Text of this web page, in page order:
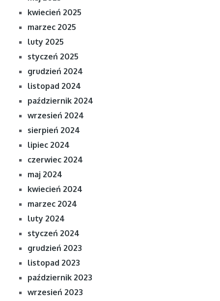
kwiecień 2025
marzec 2025
luty 2025
styczeń 2025
grudzień 2024
listopad 2024
październik 2024
wrzesień 2024
sierpień 2024
lipiec 2024
czerwiec 2024
maj 2024
kwiecień 2024
marzec 2024
luty 2024
styczeń 2024
grudzień 2023
listopad 2023
październik 2023
wrzesień 2023